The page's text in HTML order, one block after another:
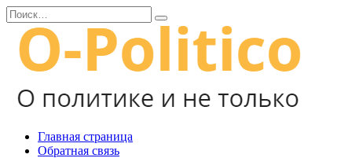
Перейти
к
содержанию
Search
for:
Главная страница
Обратная связь